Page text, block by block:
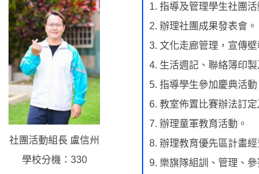
社團活動組長 盧信州
學校分機：330
1. 指導及管理學生社團
2. 辦理社團成果發表會。
3. 文化走廊管理，宣傳壁
4. 生活週記、聯絡簿印製
5. 指導學生參加慶典活動
6. 教室佈置比賽辦法訂定
7. 辦理童軍教育活動。
8. 辦理教育優先區計畫經
9. 樂旗隊組訓、管理、